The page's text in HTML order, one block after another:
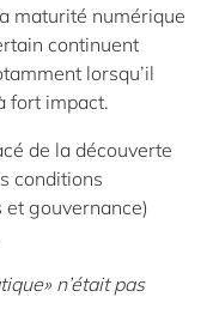
maturité numérique
continuent
lorsqu’il
fort impact.
de la découverte
conditions
gouvernance)
n’était pas